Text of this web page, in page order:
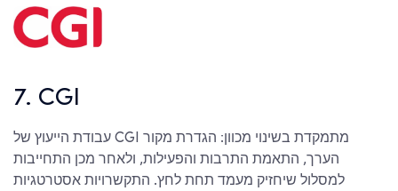
7. CGI
עבודת הייעוץ של CGI מתמקדת בשינוי מכוון: הגדרת מקור
הערך, התאמת התרבות והפעילות, ולאחר מכן התחייבות
למסלול שיחזיק מעמד תחת לחץ. התקשרויות אסטרטגיות